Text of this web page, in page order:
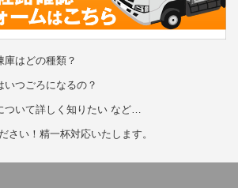
庫はどの種類？
つごろになるの？
ついて詳しく知りたい など…
い！精一杯対応いたします。